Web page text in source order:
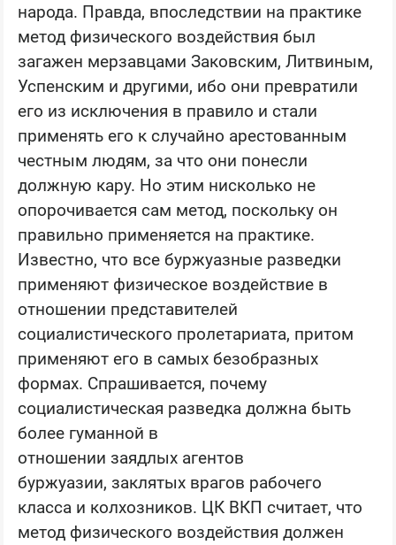
народа. Правда, впоследствии на практике
метод физического воздействия был
загажен мерзавцами Заковским, Литвиным,
Успенским и другими, ибо они превратили
его из исключения в правило и стали
применять его к случайно арестованным
честным людям, за что они понесли
должную кару. Но этим нисколько не
опорочивается сам метод, поскольку он
правильно применяется на практике.
Известно, что все буржуазные разведки
применяют физическое воздействие в
отношении представителей
социалистического пролетариата, притом
применяют его в самых безобразных
формах. Спрашивается, почему
социалистическая разведка должна быть
более гуманной в
отношении заядлых агентов
буржуазии, заклятых врагов рабочего
класса и колхозников. ЦК ВКП считает, что
метод физического воздействия должен